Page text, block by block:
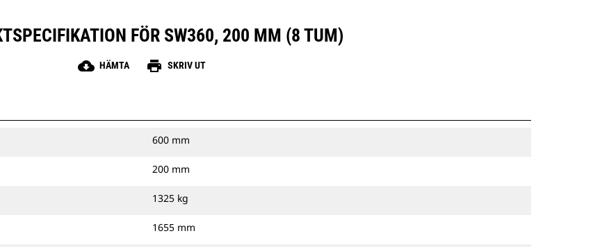
FÖR SW360, 200 MM (8 TUM)
cloud_download HÄMTA print SKRIV UT
600 mm
200 mm
1325 kg
1655 mm